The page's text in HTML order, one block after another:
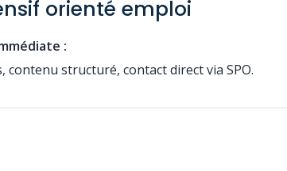
orienté emploi
:
structuré, contact direct via SPO.